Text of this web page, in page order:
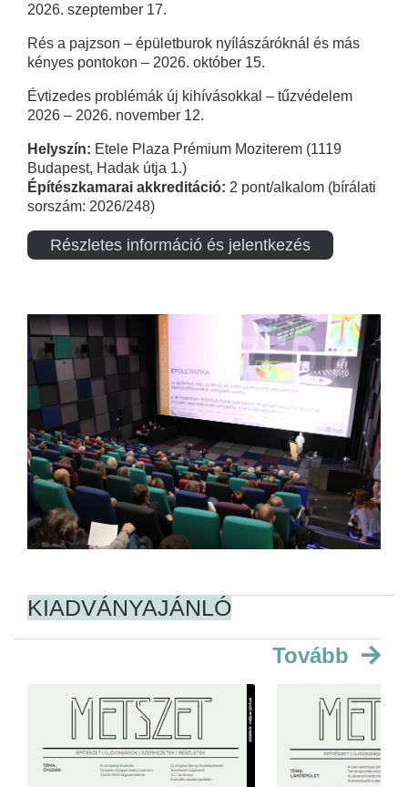
2026. szeptember 17.
Rés a pajzson – épületburok nyílászáróknál és más
kényes pontokon – 2026. október 15.
Évtizedes problémák új kihívásokkal – tűzvédelem
2026 – 2026. november 12.
Helyszín: Etele Plaza Prémium Moziterem (1119
Budapest, Hadak útja 1.)
Építészkamarai akkreditáció: 2 pont/alkalom (bírálati
sorszám: 2026/248)
Részletes információ és jelentkezés
KIADVÁNYAJÁNLÓ
Tovább